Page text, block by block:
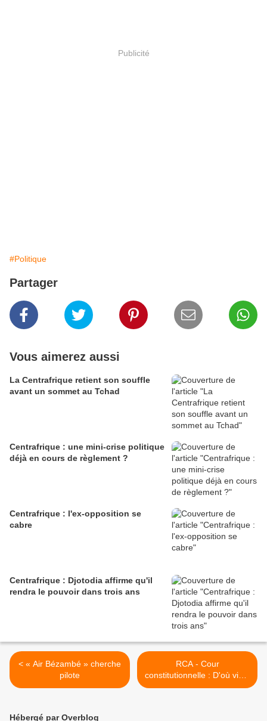
Publicité
#Politique
Partager
Vous aimerez aussi
La Centrafrique retient son souffle
avant un sommet au Tchad
Centrafrique : une mini-crise politique
déjà en cours de règlement ?
Centrafrique : l'ex-opposition se
cabre
Centrafrique : Djotodia affirme qu'il
rendra le pouvoir dans trois ans
< « Air Bézambé » cherche
pilote
RCA - Cour
constitutionnelle : D'où vient
la fortune du président
Hébergé par Overblog